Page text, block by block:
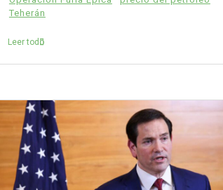
Teherán
Leer todo